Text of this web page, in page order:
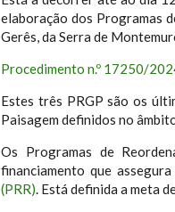
elaboração dos Programas
Gerês, da Serra de
Procedimento n.º 17250/
Estes três PRGP são os
Paisagem definidos no
Os Programas de
financiamento que
(PRR). Está definida a meta